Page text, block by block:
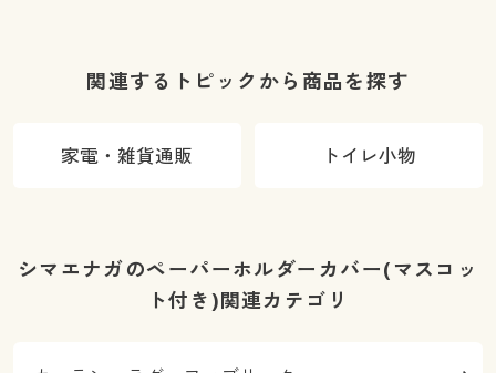
ものに
関連するトピックから商品を探す
家電・雑貨通販 トイレ小物
シマエナガのペーパーホルダーカバー(マスコッ
ト付き)関連カテゴリ